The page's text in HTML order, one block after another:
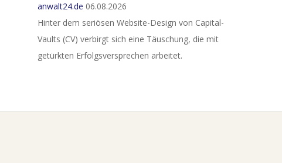
anwalt24.de 06.08.2026
Hinter dem seriösen Website-Design von Capital-
Vaults (CV) verbirgt sich eine Täuschung, die mit
getürkten Erfolgsversprechen arbeitet.